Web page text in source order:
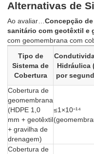
Alternativas de
Ao avaliar… Concepção
sanitário com geotêxtil e
com geomembrana com
Tipo de
Sistema de
Cobertura
Hidráulica
por
Cobertura de
geomembrana
(HDPE 1,0
mm + geotêxtil
+ gravilha de
drenagem)
≤1×10⁻¹⁴
Cobertura de